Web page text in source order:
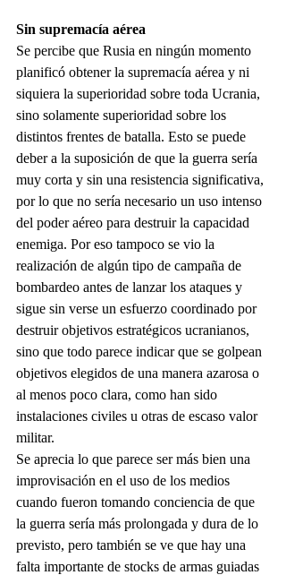
Sin supremacía aérea
Se percibe que Rusia en ningún momento
planificó obtener la supremacía aérea y ni
siquiera la superioridad sobre toda Ucrania,
sino solamente superioridad sobre los
distintos frentes de batalla. Esto se puede
deber a la suposición de que la guerra sería
muy corta y sin una resistencia significativa,
por lo que no sería necesario un uso intenso
del poder aéreo para destruir la capacidad
enemiga. Por eso tampoco se vio la
realización de algún tipo de campaña de
bombardeo antes de lanzar los ataques y
sigue sin verse un esfuerzo coordinado por
destruir objetivos estratégicos ucranianos,
sino que todo parece indicar que se golpean
objetivos elegidos de una manera azarosa o
al menos poco clara, como han sido
instalaciones civiles u otras de escaso valor
militar.
Se aprecia lo que parece ser más bien una
improvisación en el uso de los medios
cuando fueron tomando conciencia de que
la guerra sería más prolongada y dura de lo
previsto, pero también se ve que hay una
falta importante de stocks de armas guiadas